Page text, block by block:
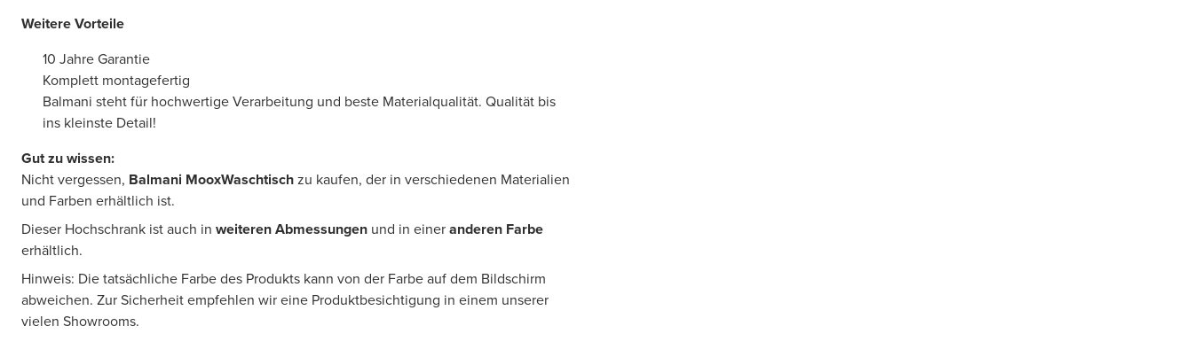
Weitere Vorteile
10 Jahre Garantie
Komplett montagefertig
Balmani steht für hochwertige Verarbeitung und beste Materialqualität. Qualität bis
ins kleinste Detail!
Gut zu wissen:
Nicht vergessen, Balmani MooxWaschtischzu kaufen, der in verschiedenen Materialien
und Farben erhältlich ist.
Dieser Hochschrank ist auch in weiteren Abmessungen und in eineranderen Farbe
erhältlich.
Hinweis: Die tatsächliche Farbe des Produkts kann von der Farbe auf dem Bildschirm
abweichen. Zur Sicherheit empfehlen wir eine Produktbesichtigung in einem unserer
vielen Showrooms.